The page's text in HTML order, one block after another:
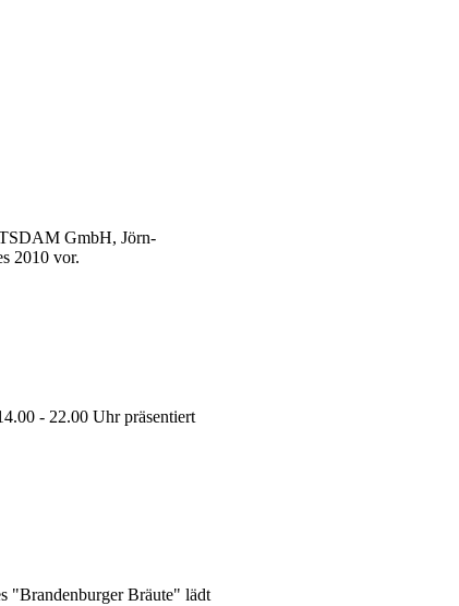
GmbH, Jörn-
2010 vor.
- 22.00 Uhr präsentiert
"Brandenburger Bräute" lädt